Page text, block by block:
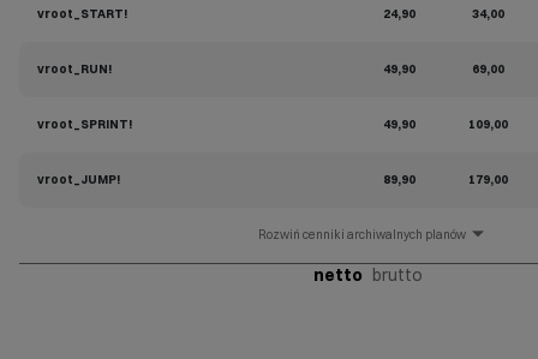
vroot_START! 24,90 34,00
vroot_RUN! 49,90 69,00
vroot_SPRINT! 49,90 109,00
vroot_JUMP! 89,90 179,00
cenniki archiwalnych planów
netto brutto